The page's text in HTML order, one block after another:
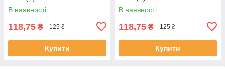
В наявності
118,75 ₴ 125 ₴
Купити
В наявності
118,75 ₴ 125 ₴
Купити